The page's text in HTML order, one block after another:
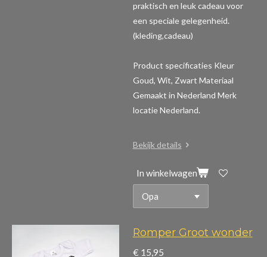
praktisch en leuk cadeau voor
een speciale gelegenheid.
(kleding,cadeau)
Product specificaties Kleur
Goud, Wit, Zwart Materiaal
Gemaakt in Nederland Merk
locatie Nederland.
Bekijk details
In winkelwagen
Romper Groot wonder
€ 15,95